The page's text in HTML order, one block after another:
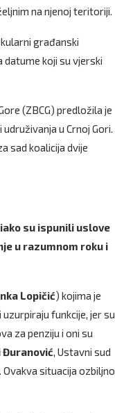
na njenoj teritoriji.
građanski
datume koji su vjerski
(ZBCG) predložila je
u Crnoj Gori.
sad koalicija dvije
su ispunili uslove
u razumnom roku i
Lopičić) kojima je
funkcije, jer su
za penziju i oni su
Đuranović, Ustavni sud
situacija ozbiljno